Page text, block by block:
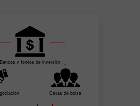
Bancos y fondos de inversión
Casas de bolsa